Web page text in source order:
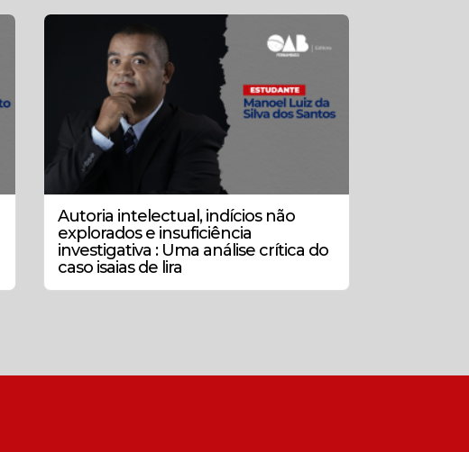
Autoria intelectual, indícios não
explorados e insuficiência
investigativa : Uma análise crítica do
caso isaias de lira